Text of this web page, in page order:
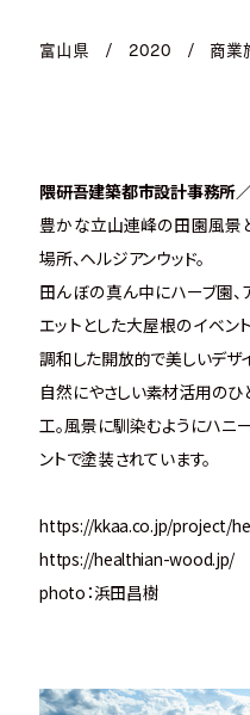
富山県 / 2020 / 商業
隈研吾建築都市設計事務所
豊かな立山連峰の田園風景
場所、ヘルジアンウッド。
田んぼの真ん中にハーブ園、
エットとした大屋根のイベ
調和した開放的で美しいデザイ
自然にやさしい素材活用のひ
工。風景に馴染むようにハニ
ントで塗装されています。
https://kkaa.co.jp/project/
https://healthian-wood.jp/
photo：浜田昌樹